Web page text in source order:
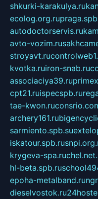
shkurki-karakulya.ru
ecolog.org.ru
autodoctorservis.ru
avto-vozim.ru
stroyavt.ru
kvotka.ruiron-snab.ru
associaciya39.ru
cpt21.ruispecspb.ru
tae-kwon.ru
archery161.ru
sarmiento.spb.su
iskatour.spb.ru
krygeva-spa.ru
hl-beta.spb.ru
epoha-metalband.ru
dieselvostok.ru